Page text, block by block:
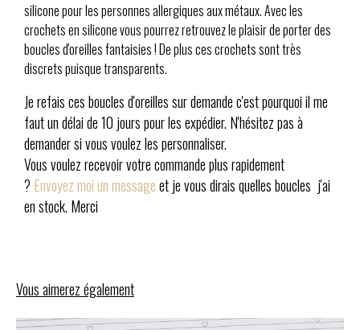
silicone pour les personnes allergiques aux métaux. Avec les
crochets en silicone vous pourrez retrouvez le plaisir de porter des
boucles d'oreilles fantaisies ! De plus ces crochets sont très
discrets puisque transparents.
Je refais ces boucles d'oreilles sur demande c'est pourquoi il me
faut un délai de 10 jours pour les expédier. N'hésitez pas à
demander si vous voulez les personnaliser.
Vous voulez recevoir votre commande plus rapidement
? Envoyez moi un messageet je vous dirais quelles boucles j'ai
en stock. Merci
Vous aimerez également